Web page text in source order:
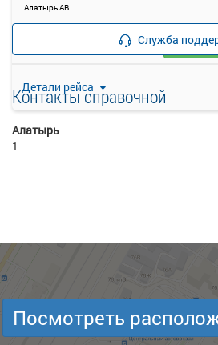
Алатырь АВ
Детали рейса
— Служба
Контакты справочной
Алатырь
1
Посмотреть